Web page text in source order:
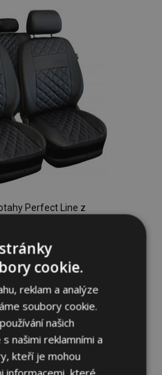
oblíbeným
Perfect Line z
Kč
Košíku
Přidat
k
oblíbeným
cookie.
reklam a analýze
soubory cookie.
našich
našimi reklamními a
kteří je mohou